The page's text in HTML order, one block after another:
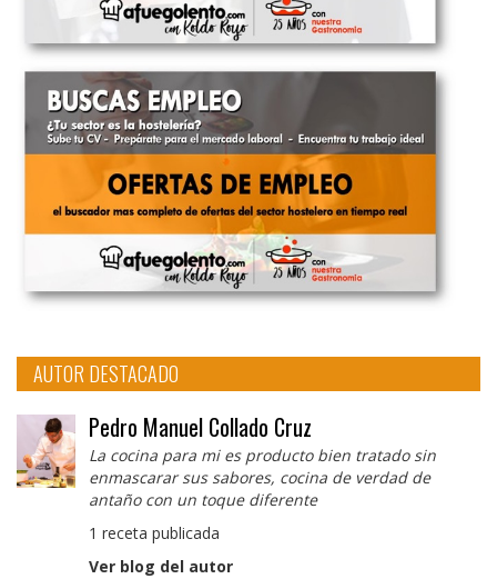
AUTOR DESTACADO
Pedro Manuel Collado Cruz
La cocina para mi es producto bien tratado sin
enmascarar sus sabores, cocina de verdad de
antaño con un toque diferente
1 receta publicada
Ver blog del autor